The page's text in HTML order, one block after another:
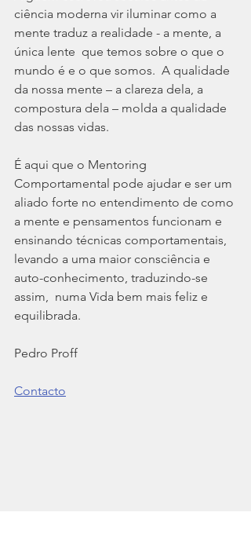
ciência moderna vir iluminar como a
mente traduz a realidade - a mente, a
única lente  que temos sobre o que o
mundo é e o que somos.  A qualidade
da nossa mente – a clareza dela, a
compostura dela – molda a qualidade
das nossas vidas.
É aqui que o Mentoring
Comportamental pode ajudar e ser um
aliado forte no entendimento de como
a mente e pensamentos funcionam e
ensinando técnicas comportamentais,
levando a uma maior consciência e
auto-conhecimento, traduzindo-se
assim,  numa Vida bem mais feliz e
equilibrada.
Pedro Proff
Contacto